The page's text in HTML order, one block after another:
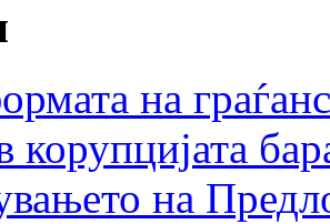
на
корупцијата
на